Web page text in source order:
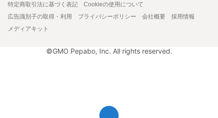
特定商取引法に基づく表記
Cookieの使用について
広告識別子の取得・利用
プライバシーポリシー 会社概要
採用情報
メディアキット
©GMO Pepabo, Inc. All rights reserved.